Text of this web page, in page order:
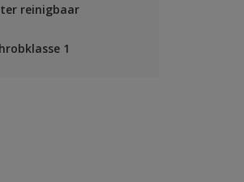
reinigbaar
1